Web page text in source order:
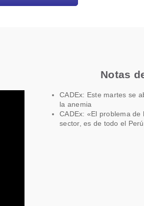
Notas
CADEx: Este martes se
la anemia
CADEx: «El problema
sector, es de todo el